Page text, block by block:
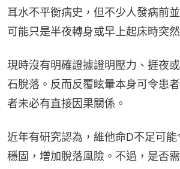
耳水不平衡病史，但不少人發病前
可能只是半夜轉身或早上起床時突然
現時沒有明確證據證明壓力、捱夜
石脫落。反而反覆眩暈本身可令患
者未必有直接因果關係。
近年有研究認為，維他命D不足可
穩固，增加脫落風險。不過，是否